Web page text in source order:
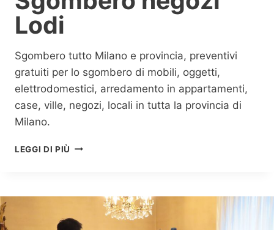
Lodi
Sgombero tutto Milano e provincia, preventivi
gratuiti per lo sgombero di mobili, oggetti,
elettrodomestici, arredamento in appartamenti,
case, ville, negozi, locali in tutta la provincia di
Milano.
LEGGI DI PIÙ S
B
R